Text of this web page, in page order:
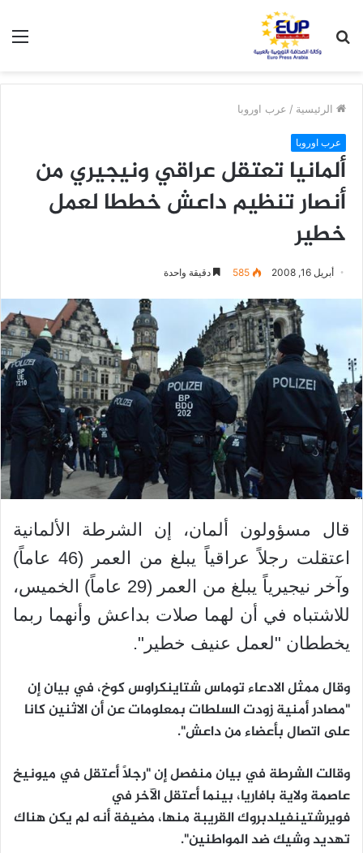
عن
الرئيسية / عرب اوروبا
عرب اوروبا
ألمانيا تعتقل عراقي ونيجيري من
أنصار تنظيم داعش خططا لعمل
خطير
أبريل 16, 2008 585 دقيقة واحدة
قال مسؤولون ألمان، إن الشرطة الألمانية
اعتقلت رجلاً عراقياً يبلغ من العمر (46 عاماً)
وآخر نيجيرياً يبلغ من العمر (29 عاماً) الخميس،
للاشتباه في أن لهما صلات بداعش وأنهما ربما
يخططان "لعمل عنيف خطير".
وقال ممثل الادعاء توماس شتاينكراوس كوخ، في بيان إن
"مصادر أمنية زودت السلطات بمعلومات عن أن الاثنين كانا
على اتصال بأعضاء من داعش".
وقالت الشرطة في بيان منفصل إن "رجلاً أعتقل في ميونيخ
عاصمة ولاية بافاريا، بينما أعتقل الآخر في
فويرشتينفيلدبروك القريبة منها، مضيفة أنه لم يكن هناك
تهديد وشيك ضد المواطنين".